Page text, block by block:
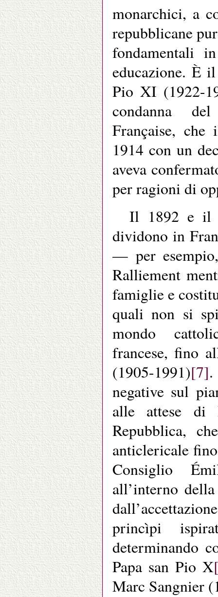
monarchici, a
repubblicane
fondamentali
educazione. È
Pio XI (1922-
condanna
Française, che
1914 con un
aveva
per ragioni di
Il 1892 e il
dividono in
— per
Ralliement
famiglie e
quali non si
mondo
francese, fino
(1905-1991)[7]
negative sul
alle attese di
Repubblica,
anticlericale
Consiglio
all’interno
princìpi
determinando
Papa san Pio X
Marc Sangnier